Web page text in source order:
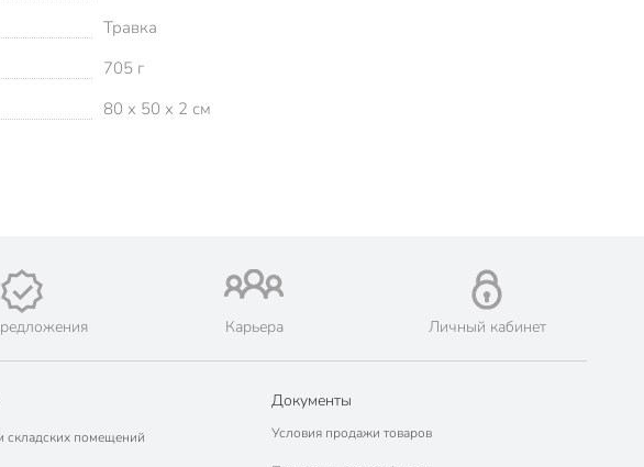
Травка
705 г
80 x 50 x 2 см
Карьера Личный кабинет
складских помещений
Документы
Условия продажи товаров